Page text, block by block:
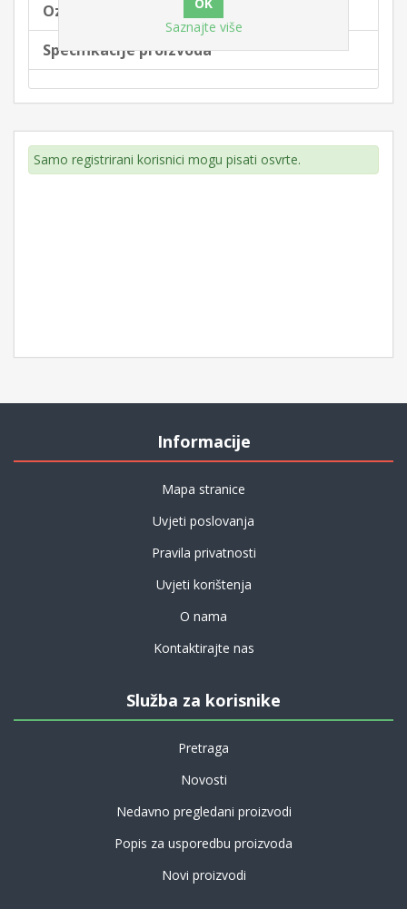
Oznake proizvoda
Specifikacije proizvoda
Samo registrirani korisnici mogu pisati osvrte.
Informacije
Mapa stranice
Uvjeti poslovanja
Pravila privatnosti
Uvjeti korištenja
O nama
Kontaktirajte nas
Služba za korisnike
Pretraga
Novosti
Nedavno pregledani proizvodi
Popis za usporedbu proizvoda
Novi proizvodi
Saznajte više